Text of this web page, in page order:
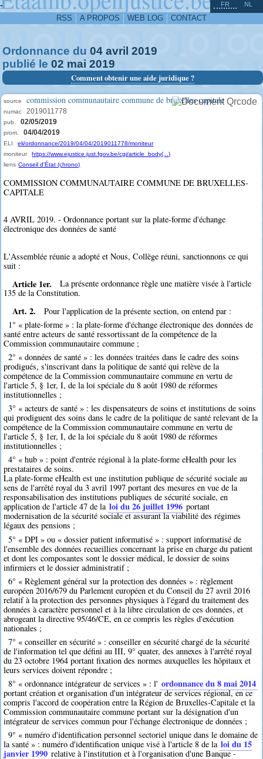
-
RSS A PROPOS WEB LOG CONTACT
FR NL
Ordonnance du 04 avril 2019
publié le 02 mai 2019
Comment obtenir une aide juridique ?
source commission communautaire commune de bruxelles-capitale
numac 2019011778
pub. 02/05/2019
prom. 04/04/2019
ELI
eli/ordonnance/2019/04/04/2019011778/moniteur
moniteur
https://www.ejustice.just.fgov.be/cgi/article_body(...)
liens Conseil d'État (chrono)
COMMISSION COMMUNAUTAIRE COMMUNE DE BRUXELLES-
CAPITALE
4 AVRIL 2019. - Ordonnance portant sur la plate-forme d'échange
électronique des données de santé
L'Assemblée réunie a adopté et Nous, Collège réuni, sanctionnons ce qui
suit :
Article 1er.
La présente ordonnance règle une matière visée à l'article
135 de la Constitution.
Art. 2.
Pour l'application de la présente section, on entend par :
1° « plate-forme » : la plate-forme d'échange électronique des données de
santé entre acteurs de santé ressortissant de la compétence de la
Commission communautaire commune ;
2° « données de santé » : les données traitées dans le cadre des soins
prodigués, s'inscrivant dans la politique de santé qui relève de la
compétence de la Commission communautaire commune en vertu de
l'article 5, § 1er, I, de la loi spéciale du 8 août 1980 de réformes
institutionnelles ;
3° « acteurs de santé » : les dispensateurs de soins et institutions de soins
qui prodiguent des soins dans le cadre de la politique de santé relevant de la
compétence de la Commission communautaire commune en vertu de
l'article 5, § 1er, I, de la loi spéciale du 8 août 1980 de réformes
institutionnelles ;
4° « hub » : point d'entrée régional à la plate-forme eHealth pour les
prestataires de soins.
La plate-forme eHealth est une institution publique de sécurité sociale au
sens de l'arrêté royal du 3 avril 1997 portant des mesures en vue de la
responsabilisation des institutions publiques de sécurité sociale, en
application de l'article 47 de la loi du 26 juillet 1996 portant
modernisation de la sécurité sociale et assurant la viabilité des régimes
légaux des pensions ;
5° « DPI » ou « dossier patient informatisé » : support informatisé de
l'ensemble des données recueillies concernant la prise en charge du patient
et dont les composantes sont le dossier médical, le dossier de soins
infirmiers et le dossier administratif ;
6° « Règlement général sur la protection des données » : règlement
européen 2016/679 du Parlement européen et du Conseil du 27 avril 2016
relatif à la protection des personnes physiques à l'égard du traitement des
données à caractère personnel et à la libre circulation de ces données, et
abrogeant la directive 95/46/CE, en ce compris les règles d'exécution
nationales ;
7° « conseiller en sécurité » : conseiller en sécurité chargé de la sécurité
de l'information tel que défini au III, 9° quater, des annexes à l'arrêté royal
du 23 octobre 1964 portant fixation des normes auxquelles les hôpitaux et
leurs services doivent répondre ;
8° « ordonnance intégrateur de services » : l' ordonnance du 8 mai 2014
portant création et organisation d'un intégrateur de services régional, en ce
compris l'accord de coopération entre la Région de Bruxelles-Capitale et la
Commission communautaire commune portant sur la désignation d'un
intégrateur de services commun pour l'échange électronique de données ;
9° « numéro d'identification personnel sectoriel unique dans le domaine de
la santé » : numéro d'identification unique visé à l'article 8 de la loi du 15
janvier 1990 relative à l'institution et à l'organisation d'une Banque -
^